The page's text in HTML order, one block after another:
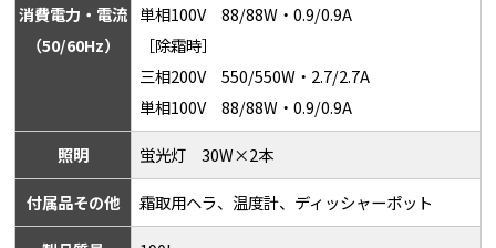
消費電力・電流
（50/60Hz）
単相100V 88/88W・0.9/0.9A
［除霜時］
三相200V 550/550W・2.7/2.7A
単相100V 88/88W・0.9/0.9A
照明 蛍光灯 30W×2本
付属品その他 霜取用ヘラ、温度計、ディッシャーポット